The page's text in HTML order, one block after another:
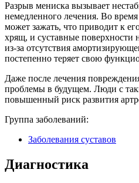
Разрыв мениска вызывает
немедленного лечения. Во
может зажать, что приводит к
хрящ, и суставные поверхности
из-за отсутствия
постепенно теряет свою
Даже после лечения
проблемы в будущем. Люди с
повышенный риск развития
Группа заболеваний:
Заболевания суставов
Диагностика